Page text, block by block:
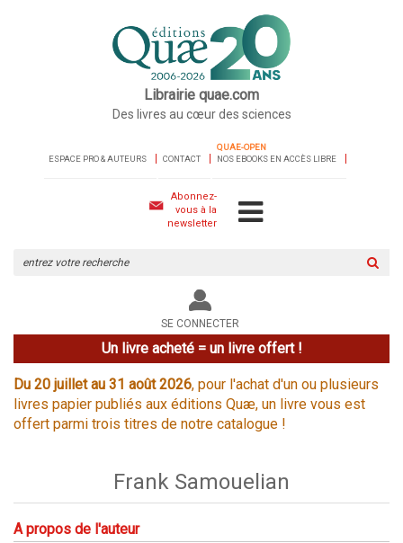
Librairie quae.com
Des livres au cœur des sciences
ESPACE PRO & AUTEURS CONTACT
QUAE-OPEN
NOS EBOOKS EN ACCÈS LIBRE
Abonnez-
vous à la
newsletter
le
site
SE CONNECTER
Un livre acheté = un livre offert !
Du 20 juillet au 31 août 2026, pour l'achat d'un ou plusieurs
livres papier publiés aux éditions Quæ, un livre vous est
offert parmi trois titres de notre catalogue !
Frank Samouelian
A propos de l'auteur